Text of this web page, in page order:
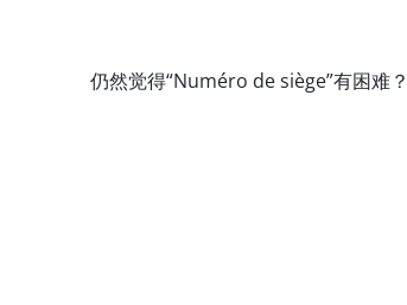
仍然觉得“Numéro de siège”有困难